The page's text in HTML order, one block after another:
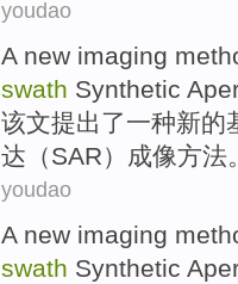
youdao
A new imaging
swath Synthetic
该文提出了一种新的
达 （SAR） 成像方法。
youdao
A new imaging
swath Synthetic